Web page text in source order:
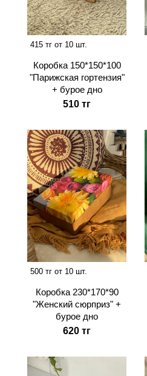
415 тг от 10 шт.
Коробка 150*150*100
"Парижская гортензия"
+ бурое дно
510 тг
500 тг от 10 шт.
Коробка 230*170*90
"Женский сюрприз" +
бурое дно
620 тг